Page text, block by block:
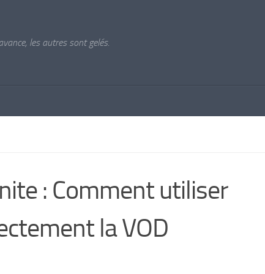
les autres sont gelés.
: Comment utiliser
la VOD